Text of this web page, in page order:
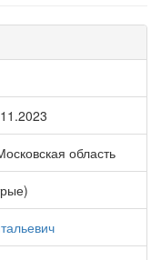
область